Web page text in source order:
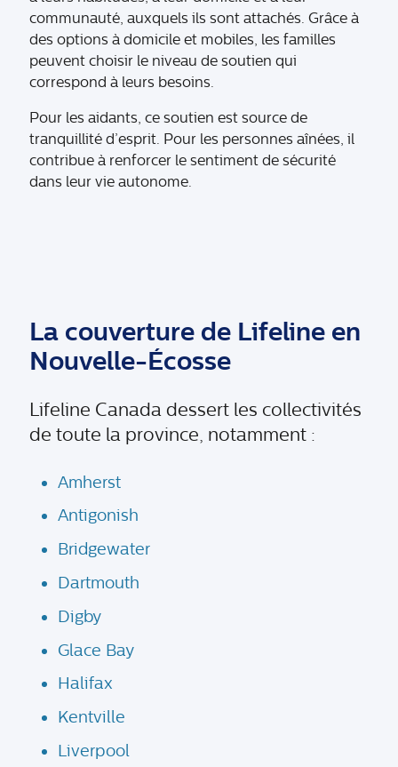
communauté, auxquels ils sont attachés. Grâce à
des options à domicile et mobiles, les familles
peuvent choisir le niveau de soutien qui
correspond à leurs besoins.
Pour les aidants, ce soutien est source de
tranquillité d’esprit. Pour les personnes aînées, il
contribue à renforcer le sentiment de sécurité
dans leur vie autonome.
La couverture de Lifeline en
Nouvelle-Écosse
Lifeline Canada dessert les collectivités
de toute la province, notamment :
Amherst
Antigonish
Bridgewater
Dartmouth
Digby
Glace Bay
Halifax
Kentville
Liverpool